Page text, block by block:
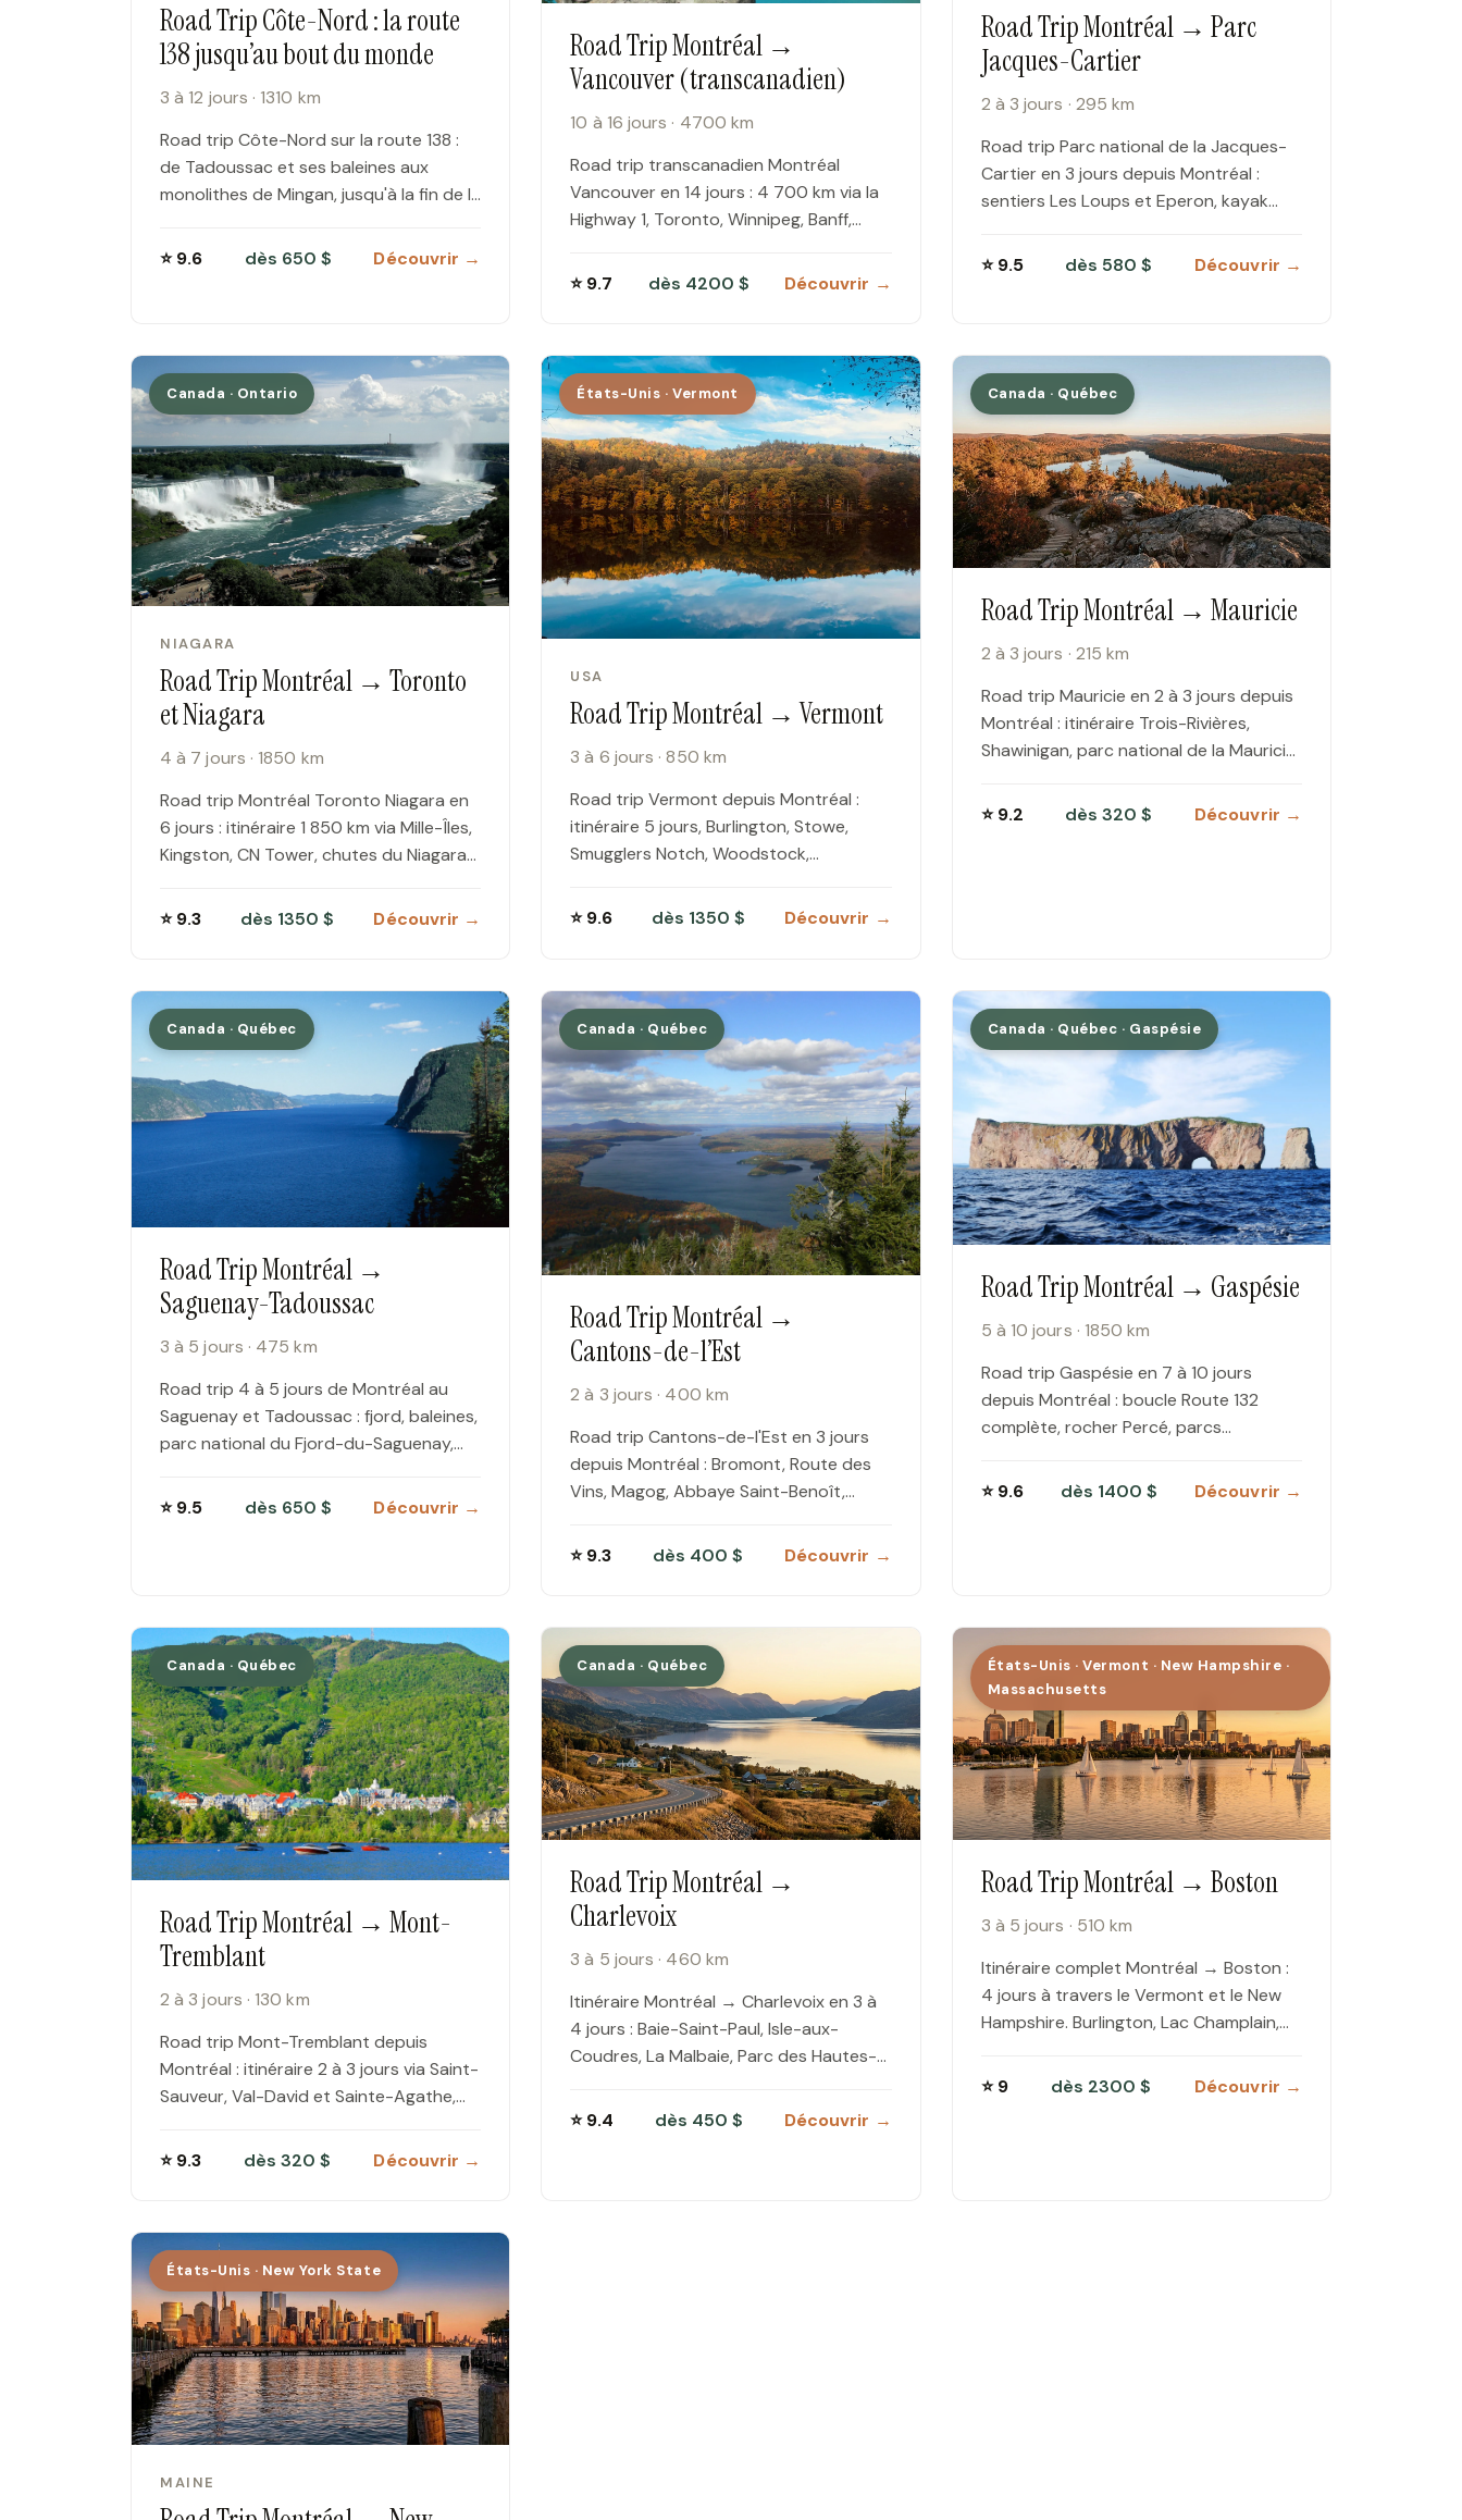
Road Trip Côte-Nord : la route
138 jusqu’au bout du monde
3 à 12 jours · 1310 km
Road trip Côte-Nord sur la route 138 :
de Tadoussac et ses baleines aux
monolithes de Mingan, jusqu'à la fin de la
⭐ 9.6
dès 650 $ Découvrir →
Road Trip Montréal →
Vancouver (transcanadien)
10 à 16 jours · 4700 km
Road trip transcanadien Montréal
Vancouver en 14 jours : 4 700 km via la
Highway 1, Toronto, Winnipeg, Banff,
complet…
⭐ 9.7 dès 4200 $ Découvrir →
Road Trip Montréal → Parc
Jacques-Cartier
2 à 3 jours · 295 km
Road trip Parc national de la Jacques-
Cartier en 3 jours depuis Montréal :
sentiers Les Loups et Eperon, kayak
complet et…
⭐ 9.5 dès 580 $ Découvrir →
Canada · Ontario
NIAGARA
Road Trip Montréal → Toronto
et Niagara
4 à 7 jours · 1850 km
Road trip Montréal Toronto Niagara en
6 jours : itinéraire 1 850 km via Mille-Îles,
Kingston, CN Tower, chutes du Niagara
⭐ 9.3
dès 1350 $ Découvrir →
États-Unis · Vermont
USA
Road Trip Montréal → Vermont
3 à 6 jours · 850 km
Road trip Vermont depuis Montréal :
itinéraire 5 jours, Burlington, Stowe,
Smugglers Notch, Woodstock,
hébergements et budget complet 2026.
⭐ 9.6 dès 1350 $ Découvrir →
Canada · Québec
Road Trip Montréal → Mauricie
2 à 3 jours · 215 km
Road trip Mauricie en 2 à 3 jours depuis
Montréal : itinéraire Trois-Rivières,
Shawinigan, parc national de la Mauricie,
Baluchon.
⭐ 9.2 dès 320 $ Découvrir →
Canada · Québec
Road Trip Montréal →
Saguenay-Tadoussac
3 à 5 jours · 475 km
Road trip 4 à 5 jours de Montréal au
Saguenay et Tadoussac : fjord, baleines,
parc national du Fjord-du-Saguenay,
⭐ 9.5
dès 650 $ Découvrir →
Canada · Québec
Road Trip Montréal →
Cantons-de-l’Est
2 à 3 jours · 400 km
Road trip Cantons-de-l'Est en 3 jours
depuis Montréal : Bromont, Route des
Vins, Magog, Abbaye Saint-Benoît,
⭐ 9.3
dès 400 $ Découvrir →
Canada · Québec · Gaspésie
Road Trip Montréal → Gaspésie
5 à 10 jours · 1850 km
Road trip Gaspésie en 7 à 10 jours
depuis Montréal : boucle Route 132
complète, rocher Percé, parcs
de…
⭐ 9.6 dès 1400 $ Découvrir →
Canada · Québec
Road Trip Montréal → Mont-
Tremblant
2 à 3 jours · 130 km
Road trip Mont-Tremblant depuis
Montréal : itinéraire 2 à 3 jours via Saint-
Sauveur, Val-David et Sainte-Agathe,
⭐ 9.3
dès 320 $ Découvrir →
Canada · Québec
Road Trip Montréal →
Charlevoix
3 à 5 jours · 460 km
Itinéraire Montréal → Charlevoix en 3 à
4 jours : Baie-Saint-Paul, Isle-aux-
Coudres, La Malbaie, Parc des Hautes-
hébergements et budget complet.
⭐ 9.4 dès 450 $ Découvrir →
États-Unis · Vermont · New Hampshire ·
Massachusetts
Road Trip Montréal → Boston
3 à 5 jours · 510 km
Itinéraire complet Montréal → Boston :
4 jours à travers le Vermont et le New
Hampshire. Burlington, Lac Champlain,
Notch, Concord, jusqu'à…
⭐ 9 dès 2300 $ Découvrir →
États-Unis · New York State
MAINE